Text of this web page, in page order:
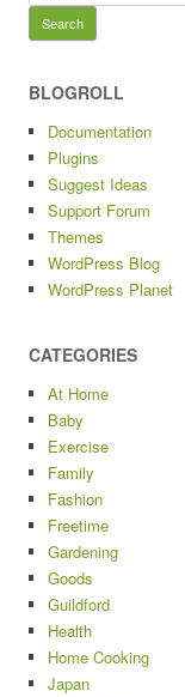
for:
BLOGROLL
Documentation
Plugins
Suggest Ideas
Support Forum
Themes
WordPress Blog
WordPress Planet
CATEGORIES
At Home
Baby
Exercise
Family
Fashion
Freetime
Gardening
Goods
Guildford
Health
Home Cooking
Japan